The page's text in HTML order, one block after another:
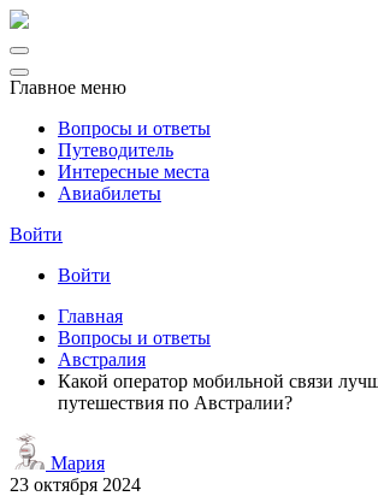
Главное меню
Вопросы и ответы
Путеводитель
Интересные места
Авиабилеты
Войти
Войти
Главная
Вопросы и ответы
Австралия
Какой оператор мобильной связи
путешествия по Австралии?
Мария
23 октября 2024